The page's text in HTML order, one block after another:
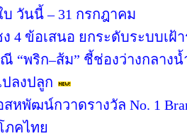
บ วันนี้ – 31 กรกฎาคม
4 ข้อเสนอ ยกระดับระบบเฝ้
“พริก–ส้ม” ชี้ช่องว่างกลาง
ลงปลูก
หพัฒน์กวาดรางวัล No. 1
ภคไทย